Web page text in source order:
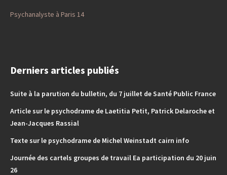
Psychanalyste à Paris 14
Derniers articles publiés
Suite à la parution du bulletin, du 7 juillet de Santé Public France
Article sur le psychodrame de Laetitia Petit, Patrick Delaroche et
Jean-Jacques Rassial
Texte sur le psychodrame de Michel Weinstadt cairn info
Journée des cartels groupes de travail Ea participation du 20 juin
26